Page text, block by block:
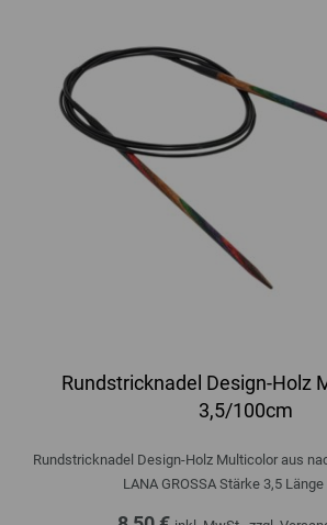
Rundstricknadel Design-Holz
3,5/100cm
Rundstricknadel Design-Holz Multicolor aus
LANA GROSSA Stärke 3,5